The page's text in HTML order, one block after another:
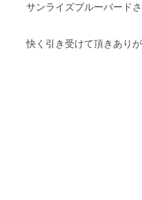
サンライズブルーバードさ
快く引き受けて頂きあり